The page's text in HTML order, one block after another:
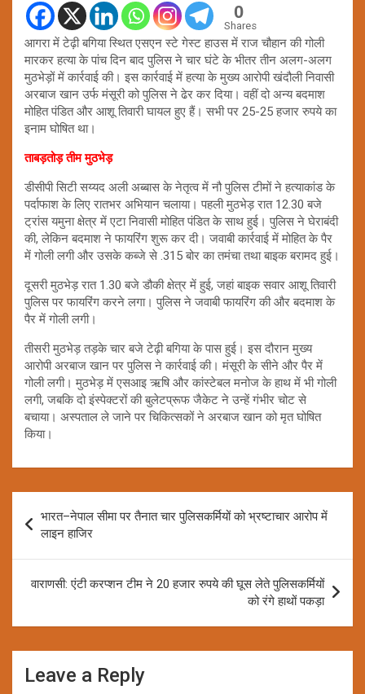
0
Shares
आगरा में टेढ़ी बगिया स्थित एसएन स्टे गेस्ट हाउस में राज चौहान की गोली
मारकर हत्या के पांच दिन बाद पुलिस ने चार घंटे के भीतर तीन अलग-अलग
मुठभेड़ों में कार्रवाई की। इस कार्रवाई में हत्या के मुख्य आरोपी खंदौली निवासी
अरबाज खान उर्फ मंसूरी को पुलिस ने ढेर कर दिया। वहीं दो अन्य बदमाश
मोहित पंडित और आशू तिवारी घायल हुए हैं। सभी पर 25-25 हजार रुपये का
इनाम घोषित था।
ताबड़तोड़ तीम मुठभेड़
डीसीपी सिटी सय्यद अली अब्बास के नेतृत्व में नौ पुलिस टीमों ने हत्याकांड के
पर्दाफाश के लिए रातभर अभियान चलाया। पहली मुठभेड़ रात 12.30 बजे
ट्रांस यमुना क्षेत्र में एटा निवासी मोहित पंडित के साथ हुई। पुलिस ने घेराबंदी
की, लेकिन बदमाश ने फायरिंग शुरू कर दी। जवाबी कार्रवाई में मोहित के पैर
में गोली लगी और उसके कब्जे से .315 बोर का तमंचा तथा बाइक बरामद हुई।
दूसरी मुठभेड़ रात 1.30 बजे डौकी क्षेत्र में हुई, जहां बाइक सवार आशू तिवारी
पुलिस पर फायरिंग करने लगा। पुलिस ने जवाबी फायरिंग की और बदमाश के
पैर में गोली लगी।
तीसरी मुठभेड़ तड़के चार बजे टेढ़ी बगिया के पास हुई। इस दौरान मुख्य
आरोपी अरबाज खान पर पुलिस ने कार्रवाई की। मंसूरी के सीने और पैर में
गोली लगी। मुठभेड़ में एसआइ ऋषि और कांस्टेबल मनोज के हाथ में भी गोली
लगी, जबकि दो इंस्पेक्टरों की बुलेटप्रूफ जैकेट ने उन्हें गंभीर चोट से
बचाया। अस्पताल ले जाने पर चिकित्सकों ने अरबाज खान को मृत घोषित
किया।
navigation
भारत–नेपाल सीमा पर तैनात चार पुलिसकर्मियों को भ्रष्टाचार आरोप में
लाइन हाजिर
वाराणसी: एंटी करप्शन टीम ने 20 हजार रुपये की घूस लेते पुलिसकर्मियों
को रंगे हाथों पकड़ा
Leave a Reply